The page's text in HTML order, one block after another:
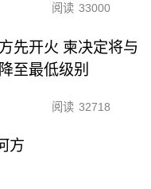
阅读 33000
先开火 柬决定将与
至最低级别
阅读 32718
方